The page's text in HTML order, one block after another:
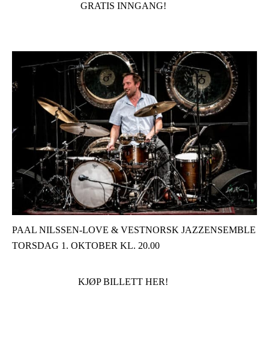
GRATIS INNGANG!
PAAL NILSSEN-LOVE & VESTNORSK JAZZENSEMBLE
TORSDAG 1. OKTOBER KL. 20.00
KJØP BILLETT HER!